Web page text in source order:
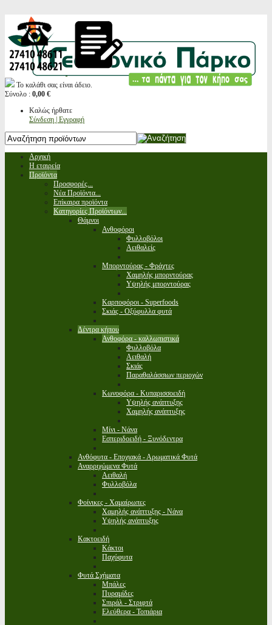
Το καλάθι σας είναι άδειο.
Σύνολο : 0,00 €
Καλώς ήρθατε
Σύνδεση | Εγγραφή
Αρχική
Η εταιρεία
Προϊόντα
Προσφορές...
Νέα Προϊόντα...
Επίκαιρα προϊόντα
Κατηγορίες Προϊόντων...
Θάμνοι
Ανθοφόροι
Φυλλοβόλοι
Αειθαλείς
Μπορντούρας - Φράχτες
Χαμηλής μπορντούρας
Υψηλής μπορντούρας
Καρποφόροι - Superfoods
Σκιάς - Οξύφυλλα φυτά
Δέντρα κήπου
Ανθοφόρα - καλλωπιστικά
Φυλλοβόλα
Αειθαλή
Σκιάς
Παραθαλάσσιων περιοχών
Κωνοφόρα - Κυπαρισσοειδή
Υψηλής ανάπτυξης
Χαμηλής ανάπτυξης
Μίνι - Νάνα
Εσπεριδοειδή - Ξυνόδεντρα
Ανθόφυτα - Εποχιακά - Αρωματικά Φυτά
Αναρριχώμενα Φυτά
Αειθαλή
Φυλλοβόλα
Φοίνικες - Χαμαίρωπες
Χαμηλής ανάπτυξης - Νάνα
Υψηλής ανάπτυξης
Κακτοειδή
Κάκτοι
Παχύφυτα
Φυτά Σχήματα
Μπάλες
Πυραμίδες
Σπιράλ - Στριφτά
Ελεύθερα - Τοπιάρια